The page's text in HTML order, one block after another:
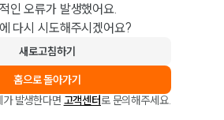
인 오류가 발생했어요.
다시 시도해주시겠어요?
새로고침하기
홈으로 돌아가기
발생한다면 고객센터로 문의해주세요.